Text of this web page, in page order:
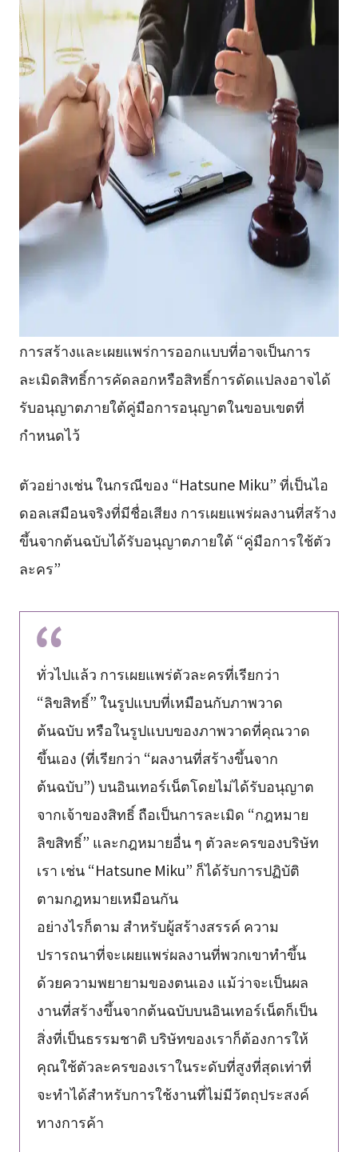
การสร้างและเผยแพร่การออกแบบที่อาจเป็นการ
ละเมิดสิทธิ์การคัดลอกหรือสิทธิ์การดัดแปลงอาจได้
รับอนุญาตภายใต้คู่มือการอนุญาตในขอบเขตที่
กำหนดไว้
ตัวอย่างเช่น ในกรณีของ “Hatsune Miku” ที่เป็นไอ
ดอลเสมือนจริงที่มีชื่อเสียง การเผยแพร่ผลงานที่สร้าง
ขึ้นจากต้นฉบับได้รับอนุญาตภายใต้ “คู่มือการใช้ตัว
ละคร”
ทั่วไปแล้ว การเผยแพร่ตัวละครที่เรียกว่า
“ลิขสิทธิ์” ในรูปแบบที่เหมือนกับภาพวาด
ต้นฉบับ หรือในรูปแบบของภาพวาดที่คุณวาด
ขึ้นเอง (ที่เรียกว่า “ผลงานที่สร้างขึ้นจาก
ต้นฉบับ”) บนอินเทอร์เน็ตโดยไม่ได้รับอนุญาต
จากเจ้าของสิทธิ์ ถือเป็นการละเมิด “กฎหมาย
ลิขสิทธิ์” และกฎหมายอื่น ๆ ตัวละครของบริษัท
เรา เช่น “Hatsune Miku” ก็ได้รับการปฏิบัติ
ตามกฎหมายเหมือนกัน
อย่างไรก็ตาม สำหรับผู้สร้างสรรค์ ความ
ปรารถนาที่จะเผยแพร่ผลงานที่พวกเขาทำขึ้น
ด้วยความพยายามของตนเอง แม้ว่าจะเป็นผล
งานที่สร้างขึ้นจากต้นฉบับบนอินเทอร์เน็ตก็เป็น
สิ่งที่เป็นธรรมชาติ บริษัทของเราก็ต้องการให้
คุณใช้ตัวละครของเราในระดับที่สูงที่สุดเท่าที่
จะทำได้สำหรับการใช้งานที่ไม่มีวัตถุประสงค์
ทางการค้า